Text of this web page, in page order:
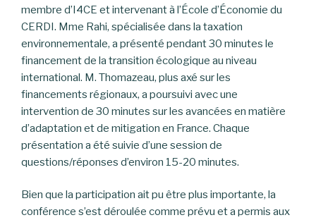
membre d’I4CE et intervenant à l’École d’Économie du
CERDI. Mme Rahi, spécialisée dans la taxation
environnementale, a présenté pendant 30 minutes le
financement de la transition écologique au niveau
international. M. Thomazeau, plus axé sur les
financements régionaux, a poursuivi avec une
intervention de 30 minutes sur les avancées en matière
d’adaptation et de mitigation en France. Chaque
présentation a été suivie d’une session de
questions/réponses d’environ 15-20 minutes.
Bien que la participation ait pu être plus importante, la
conférence s’est déroulée comme prévu et a permis aux